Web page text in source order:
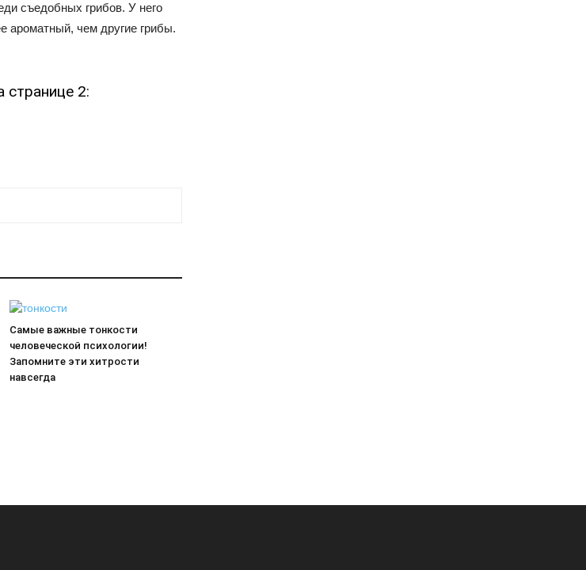
съедобных грибов. У него
ароматный, чем другие грибы.
странице 2:
Самые важные тонкости
человеческой психологии!
Запомните эти хитрости
навсегда